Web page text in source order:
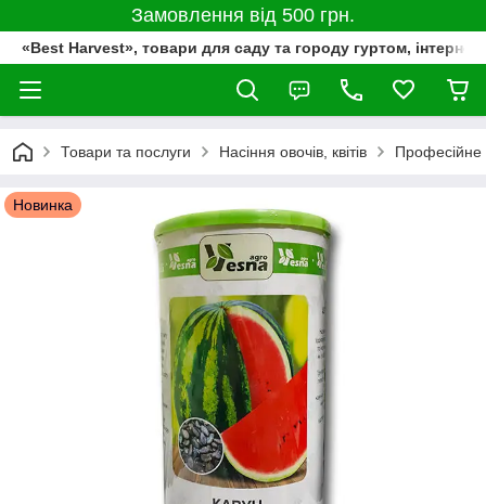
Замовлення від 500 грн.
«Best Harvest», товари для саду та городу гуртом,
Товари та послуги Насіння овочів, квітів Професійне
Новинка